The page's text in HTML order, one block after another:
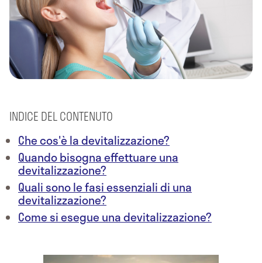
INDICE DEL CONTENUTO
Che cos'è la devitalizzazione?
Quando bisogna effettuare una
devitalizzazione?
Quali sono le fasi essenziali di una
devitalizzazione?
Come si esegue una devitalizzazione?